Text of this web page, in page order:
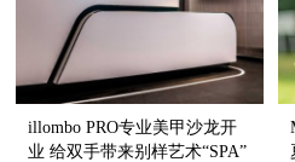
illombo PRO专业美甲沙龙开
业 给双手带来别样艺术“SPA”